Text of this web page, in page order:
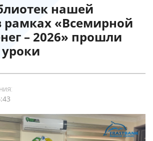
нашей
рамках «Всемирной
– 2026» прошли